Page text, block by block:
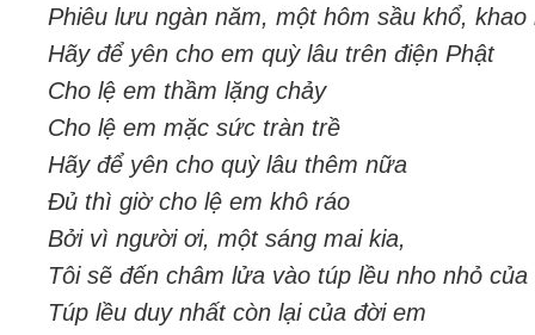
Phiêu lưu ngàn năm, một hôm sầu khổ,
Hãy để yên cho em quỳ lâu trên điện Phật
Cho lệ em thầm lặng chảy
Cho lệ em mặc sức tràn trề
Hãy để yên cho quỳ lâu thêm nữa
Đủ thì giờ cho lệ em khô ráo
Bởi vì người ơi, một sáng mai kia,
Tôi sẽ đến châm lửa vào túp lều nho nhỏ
Túp lều duy nhất còn lại của đời em